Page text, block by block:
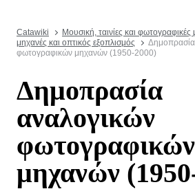
Catawiki Μουσική, ταινίες και φωτογραφικές
μηχανές και οπτικός εξοπλισμός
φωτογραφικών μηχανών (1950-2000)
Δημοπρασία
αναλογικών
φωτογραφικών
μηχανών